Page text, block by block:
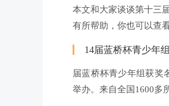
本文和大家谈谈第十三
有所帮助，你也可以查
14届蓝桥杯青少年
届蓝桥杯青少年组获奖
举办。来自全国1600多